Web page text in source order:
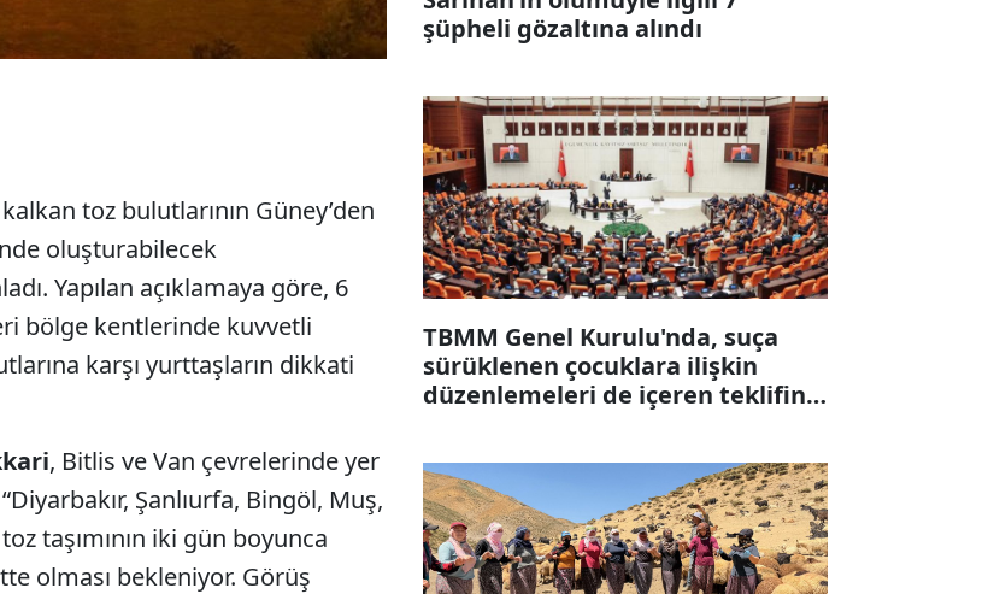
toz bulutlarının Güney’den
oluşturabilecek
Yapılan açıklamaya göre, 6
bölge kentlerinde kuvvetli
karşı yurttaşların dikkati
, Bitlis ve Van çevrelerinde yer
Şanlıurfa, Bingöl, Muş,
taşımının iki gün boyunca
olması bekleniyor. Görüş
şüpheli gözaltına alındı
TBMM Genel Kurulu'nda, suça
sürüklenen çocuklara ilişkin
düzenlemeleri de içeren teklifin 6